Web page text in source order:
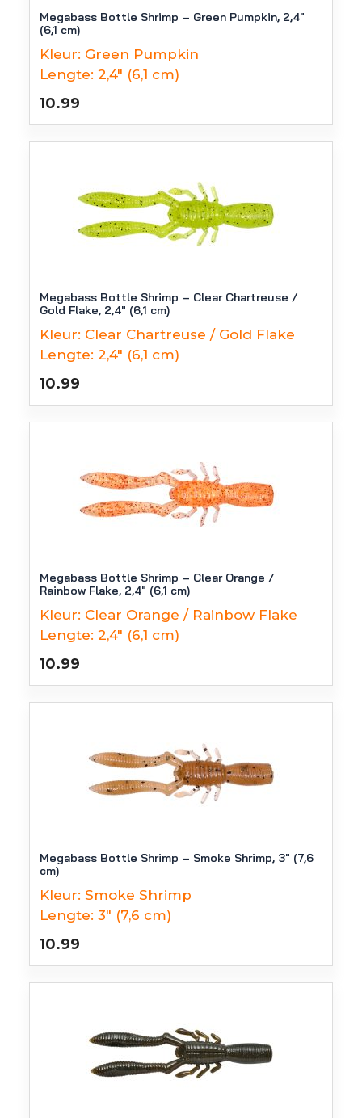
Megabass Bottle Shrimp – Green Pumpkin, 2,4″
(6,1 cm)
Kleur: Green Pumpkin
Lengte: 2,4" (6,1 cm)
10.99
Megabass Bottle Shrimp – Clear Chartreuse /
Gold Flake, 2,4″ (6,1 cm)
Kleur: Clear Chartreuse / Gold Flake
Lengte: 2,4" (6,1 cm)
10.99
Megabass Bottle Shrimp – Clear Orange /
Rainbow Flake, 2,4″ (6,1 cm)
Kleur: Clear Orange / Rainbow Flake
Lengte: 2,4" (6,1 cm)
10.99
Megabass Bottle Shrimp – Smoke Shrimp, 3″ (7,6
cm)
Kleur: Smoke Shrimp
Lengte: 3" (7,6 cm)
10.99